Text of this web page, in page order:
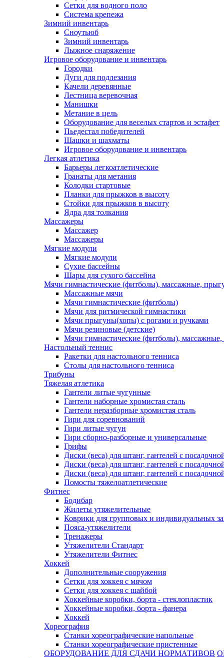
Сетки для водного поло
Система крепежа
Зимний инвентарь
Сноутьюб
Зимний инвентарь
Лыжное снаряжение
Игровое оборудование и инвентарь
Городки
Дуги для подлезания
Качели деревянные
Лестница веревочная
Манишки
Метание в цель
Оборудование для веселых стартов и эстафет
Пьедестал победителей
Шашки и шахматы
Игровое оборудование и инвентарь
Легкая атлетика
Барьеры легкоатлетические
Гранаты для метания
Колодки стартовые
Планки для прыжков в высоту
Стойки для прыжков в высоту
Ядра для толкания
Массажеры
Массажер
Массажеры
Мягкие модули
Мягкие модули
Сухие бассейны
Шары для сухого бассейна
Мячи гимнастические (фитболы), массажные,
Массажные мячи
Мячи гимнастические (фитболы)
Мячи для ритмической гимнастики
Мячи прыгуны(хопы) с рогами и ручками
Мячи резиновые (детские)
Мячи гимнастические (фитболы),
Настольный теннис
Ракетки для настольного тенниса
Столы для настольного тенниса
Трибуны
Тяжелая атлетика
Гантели литые чугунные
Гантели наборные хромистая сталь
Гантели неразборные хромистая сталь
Гири для соревнований
Гири литые чугун
Гири сборно-разборные и универсальные
Грифы
Диски (веса) для штанг, гантелей с
Диски (веса) для штанг, гантелей с
Диски (веса) для штанг, гантелей с
Помосты тяжелоатлетические
Фитнес
Бодибар
Жилеты утяжелительные
Коврики для групповых и индивидуальных
Пояса-утяжелители
Тренажеры
Утяжелители Стандарт
Утяжелители Фитнес
Хоккей
Дополнительные сооружения
Сетки для хоккея с мячом
Сетки для хоккея с шайбой
Хоккейные коробки, борта - стеклопластик
Хоккейные коробки, борта - фанера
Хоккей
Хореография
Станки хореографические напольные
Станки хореографические пристенные
ОБОРУДОВАНИЕ ДЛЯ СДАЧИ НОРМАТИВОВ